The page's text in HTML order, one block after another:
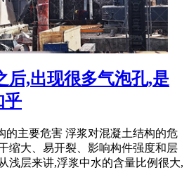
后,出现很多气泡孔,是
乎
的主要危害 浮浆对混凝土结构的危
缩大、易开裂、影响构件强度和层
浅层来讲,浮浆中水的含量比例很大,